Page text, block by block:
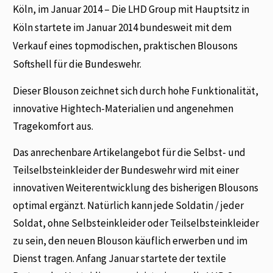
Köln, im Januar 2014 – Die LHD Group mit Hauptsitz in
Köln startete im Januar 2014 bundesweit mit dem
Verkauf eines topmodischen, praktischen Blousons
Softshell für die Bundeswehr.
Dieser Blouson zeichnet sich durch hohe Funktionalität,
innovative Hightech-Materialien und angenehmen
Tragekomfort aus.
Das anrechenbare Artikelangebot für die Selbst- und
Teilselbsteinkleider der Bundeswehr wird mit einer
innovativen Weiterentwicklung des bisherigen Blousons
optimal ergänzt. Natürlich kann jede Soldatin / jeder
Soldat, ohne Selbsteinkleider oder Teilselbsteinkleider
zu sein, den neuen Blouson käuflich erwerben und im
Dienst tragen. Anfang Januar startete der textile